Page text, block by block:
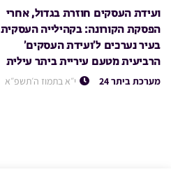
ועידת העסקים חוזרת בגדול, אחרי
הפסקת הקורונה: בקהילייה העסקית
בעיר נערכים ל’ועידת העסקים’
הרביעית מטעם עיריית ביתר עילית
מערכת ביתר 24 י״א בתמוז ה׳תשפ״א